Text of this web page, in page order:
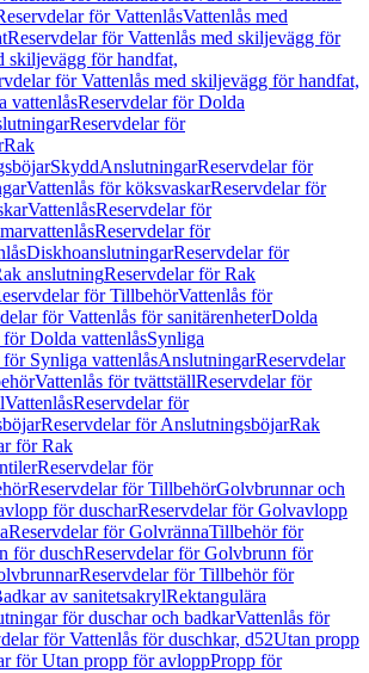
för VattenlåsVattenlås med
Reservdelar för Vattenlås med skiljevägg för
skiljevägg för handfat,
för Vattenlås med skiljevägg för handfat,
vattenlåsReservdelar för Dolda
Reservdelar för
Rak
SkyddAnslutningarReservdelar för
Vattenlås för köksvaskarReservdelar för
VattenlåsReservdelar för
Reservdelar för
DiskhoanslutningarReservdelar för
anslutningReservdelar för Rak
för TillbehörVattenlås för
för Vattenlås för sanitärenheterDolda
för Dolda vattenlåsSynliga
Synliga vattenlåsAnslutningarReservdelar
Vattenlås för tvättställReservdelar för
VattenlåsReservdelar för
Reservdelar för AnslutningsböjarRak
för Rak
Reservdelar för
Reservdelar för TillbehörGolvbrunnar och
för duscharReservdelar för Golvavlopp
Reservdelar för GolvrännaTillbehör för
för duschReservdelar för Golvbrunn för
Reservdelar för Tillbehör för
av sanitetsakrylRektangulära
för duschar och badkarVattenlås för
för Vattenlås för duschkar, d52Utan propp
för Utan propp för avloppPropp för